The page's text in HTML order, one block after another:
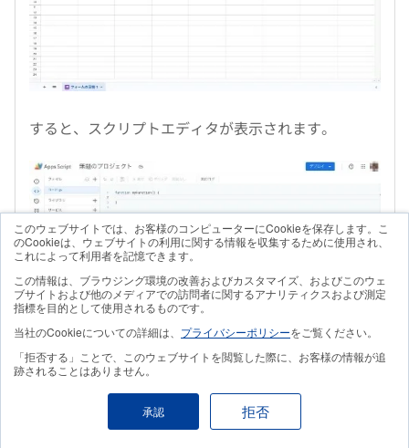
このウェブサイトでは、お客様のコンピューターにCookieを保存します。こ
のCookieは、ウェブサイトの利用に関する情報を収集するために使用され、
これによって利用者を記憶できます。
この情報は、ブラウジング環境の改善およびカスタマイズ、およびこのウェ
ブサイトおよび他のメディアでの訪問者に関するアナリティクスおよび測定
指標を目的として使用されるものです。
当社のCookieについての詳細は、 プライバシーポリシーをご覧ください。
「拒否する」ことで、このウェブサイトを閲覧した際に、お客様の情報が追
跡されることはありません。
承認 拒否
すると、スクリプトエディタが表示されます。
4.プロジェクトを設定する